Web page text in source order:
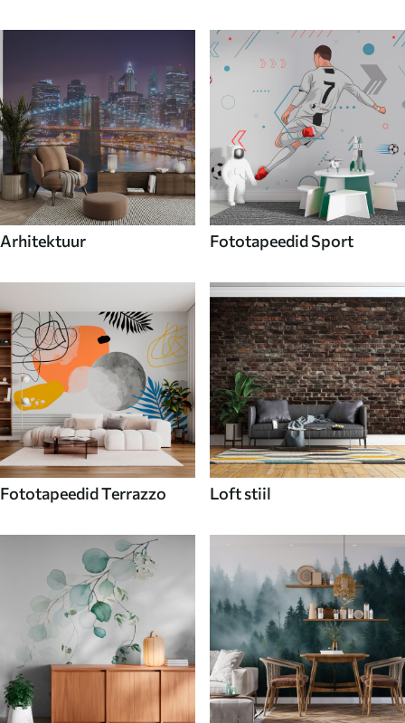
Arhitektuur Fototapeedid Sport
Fototapeedid Terrazzo Loft stiil